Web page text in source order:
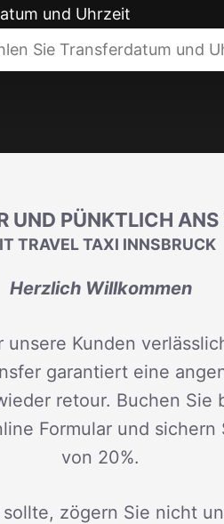
und Uhrzeit
UND PÜNKTLICH ANS
TRAVEL TAXI INNSBRUCK
Herzlich Willkommen
Kunden
garantiert eine
retour. Buchen Sie
Formular und
von 20%.
zögern Sie nicht